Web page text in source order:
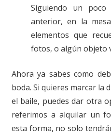
Siguiendo un
anterior, en la
elementos que
fotos, o algún objeto
Ahora ya sabes como
boda. Si quieres marcar la
el baile, puedes dar otra
referimos a alquilar un
esta forma, no solo